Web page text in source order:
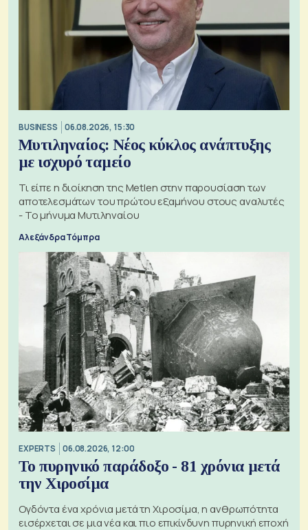
BUSINESS 06.08.2026, 15:30
Μυτιληναίος: Νέος κύκλος ανάπτυξης
με ισχυρό ταμείο
Τι είπε η διοίκηση της Metlen στην παρουσίαση των
αποτελεσμάτων του πρώτου εξαμήνου στους αναλυτές
- Το μήνυμα Μυτιληναίου
Αλεξάνδρα Τόμπρα
EXPERTS 06.08.2026, 12:00
Το πυρηνικό παράδοξο - 81 χρόνια μετά
την Χιροσίμα
Ογδόντα ένα χρόνια μετά τη Χιροσίμα, η ανθρωπότητα
εισέρχεται σε μια νέα και πιο επικίνδυνη πυρηνική εποχή